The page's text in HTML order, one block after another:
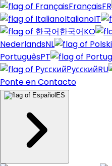
FrançaisFR
ItalianoIT
한국어KO
NederlandsNL
PortuguêsPT
РусскийRU
Ponte en Contacto
ES